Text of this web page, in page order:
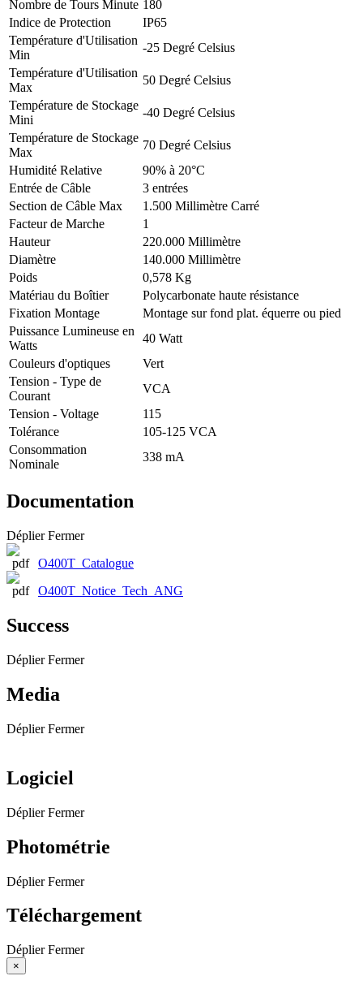
Nombre de Tours Minute 180
Indice de Protection
IP65
Température d'Utilisation
Min
-25 Degré Celsius
Température d'Utilisation
Max
50 Degré Celsius
Température de Stockage
Mini
-40 Degré Celsius
Température de Stockage
Max
70 Degré Celsius
Humidité Relative
90% à 20°C
Entrée de Câble
3 entrées
Section de Câble Max
1.500 Millimètre Carré
Facteur de Marche
1
Hauteur
220.000 Millimètre
Diamètre
140.000 Millimètre
Poids
0,578 Kg
Matériau du Boîtier
Polycarbonate haute résistance
Fixation Montage
Montage sur fond plat. équerre ou pied
Puissance Lumineuse en
Watts
40 Watt
Couleurs d'optiques
Vert
Tension - Type de
Courant
VCA
Tension - Voltage
115
Tolérance
105-125 VCA
Consommation
Nominale
338 mA
Documentation
Déplier Fermer
O400T_Catalogue
O400T_Notice_Tech_ANG
Success
Déplier Fermer
Media
Déplier Fermer
Logiciel
Déplier Fermer
Photométrie
Déplier Fermer
Téléchargement
Déplier Fermer
×